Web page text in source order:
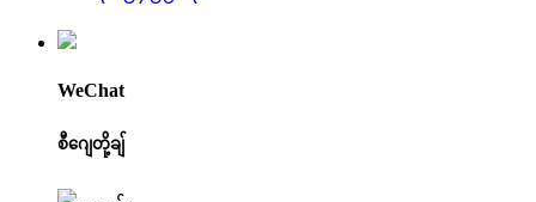
WeChat
စီဂျေတို့ချ်